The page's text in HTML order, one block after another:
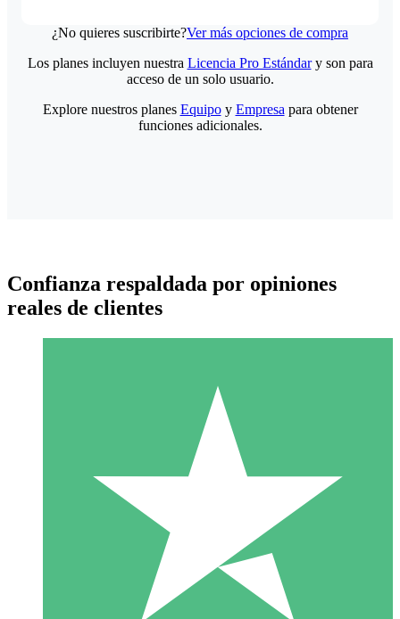
¿No quieres suscribirte?Ver más opciones de compra
Paquetes de Créditos Individuales
Paga según el uso con créditos de descarga. Sin compromiso
10 00
Los planes incluyen nuestra Licencia Pro Estándary son para
acceso de un solo usuario.
Explore nuestros planes Equipoy Empresa para obtener
funciones adicionales.
Confianza respaldada por opiniones
reales de clientes